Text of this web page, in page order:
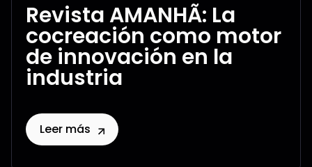
Revista AMANHÃ: La
cocreación como motor
de innovación en la
industria
Leer más